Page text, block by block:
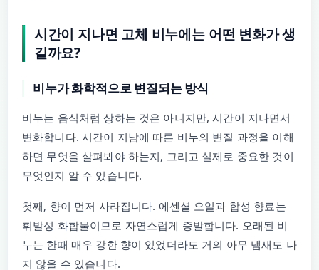
시간이 지나면 고체 비누에는 어떤 변화가 생
길까요?
비누가 화학적으로 변질되는 방식
비누는 음식처럼 상하는 것은 아니지만, 시간이 지나면서
변화합니다. 시간이 지남에 따른 비누의 변질 과정을 이해
하면 무엇을 살펴봐야 하는지, 그리고 실제로 중요한 것이
무엇인지 알 수 있습니다.
첫째, 향이 먼저 사라집니다. 에센셜 오일과 합성 향료는
휘발성 화합물이므로 자연스럽게 증발합니다. 오래된 비
누는 한때 매우 강한 향이 있었더라도 거의 아무 냄새도 나
지 않을 수 있습니다.